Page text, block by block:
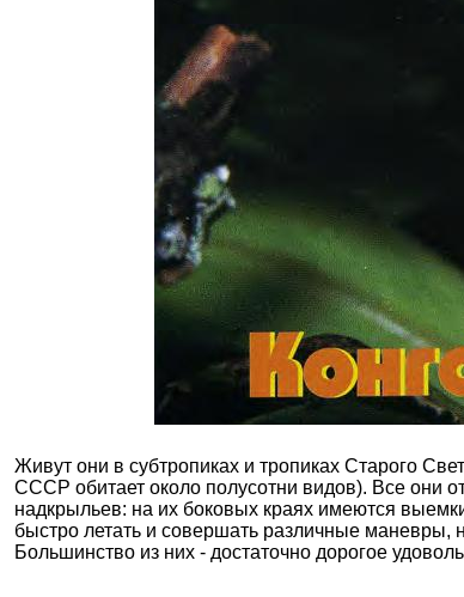
Живут они в субтропиках и тропиках Старого
СССР обитает около полусотни видов). Все они
надкрыльев: на их боковых краях имеются
быстро летать и совершать различные маневры,
Большинство из них - достаточно дорогое